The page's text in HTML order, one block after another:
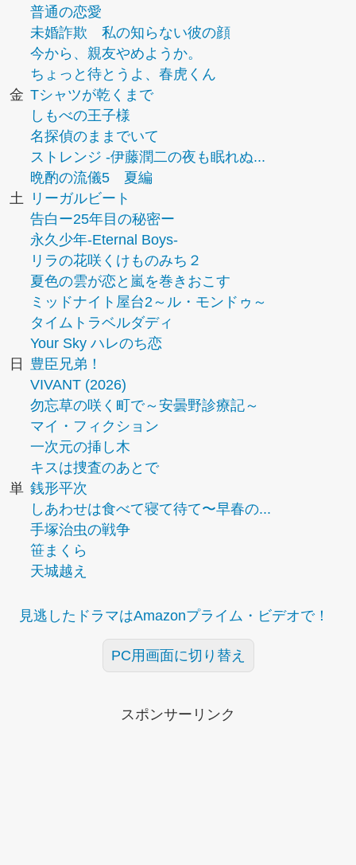
普通の恋愛
未婚詐欺 私の知らない彼の顔
今から、親友やめようか。
ちょっと待とうよ、春虎くん
金 Tシャツが乾くまで
しもべの王子様
名探偵のままでいて
ストレンジ -伊藤潤二の夜も眠れぬ...
晩酌の流儀5 夏編
土
リーガルビート
告白ー25年目の秘密ー
永久少年-Eternal Boys-
リラの花咲くけものみち２
夏色の雲が恋と嵐を巻きおこす
ミッドナイト屋台2～ル・モンドゥ～
タイムトラベルダディ
Your Sky ハレのち恋
日
豊臣兄弟！
VIVANT (2026)
勿忘草の咲く町で～安曇野診療記～
マイ・フィクション
一次元の挿し木
キスは捜査のあとで
単 銭形平次
しあわせは食べて寝て待て〜早春の...
手塚治虫の戦争
笹まくら
天城越え
見逃したドラマはAmazonプライム・ビデオで！
PC用画面に切り替え
スポンサーリンク